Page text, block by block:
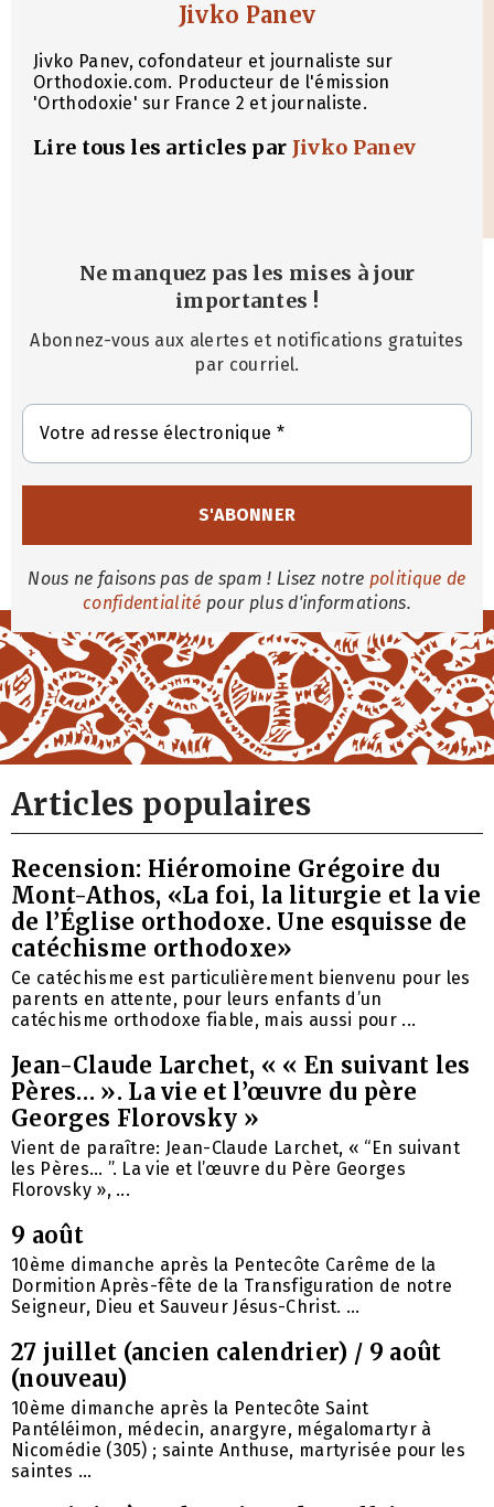
Jivko Panev
Jivko Panev, cofondateur et journaliste sur
Orthodoxie.com. Producteur de l'émission
'Orthodoxie' sur France 2 et journaliste.
Lire tous les articles par Jivko Panev
Ne manquez pas les mises à jour
importantes !
Abonnez-vous aux alertes et notifications gratuites
par courriel.
Nous ne faisons pas de spam ! Lisez notre politique de
confidentialité pour plus d'informations.
Articles populaires
Recension: Hiéromoine Grégoire du
Mont-Athos, «La foi, la liturgie et la vie
de l’Église orthodoxe. Une esquisse de
catéchisme orthodoxe»
Ce catéchisme est particulièrement bienvenu pour les
parents en attente, pour leurs enfants d’un
catéchisme orthodoxe fiable, mais aussi pour ...
Jean-Claude Larchet, « « En suivant les
Pères… ». La vie et l’œuvre du père
Georges Florovsky »
Vient de paraître: Jean-Claude Larchet, « “En suivant
les Pères… ”. La vie et l’œuvre du Père Georges
Florovsky », ...
9 août
10ème dimanche après la Pentecôte Carême de la
Dormition Après-fête de la Transfiguration de notre
Seigneur, Dieu et Sauveur Jésus-Christ. ...
27 juillet (ancien calendrier) / 9 août
(nouveau)
10ème dimanche après la Pentecôte Saint
Pantéléimon, médecin, anargyre, mégalomartyr à
Nicomédie (305) ; sainte Anthuse, martyrisée pour les
saintes ...